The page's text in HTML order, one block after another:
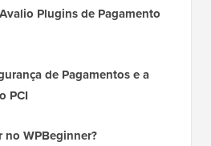
Plugins de Pagamento
de Pagamentos e a
PCI
no WPBeginner?